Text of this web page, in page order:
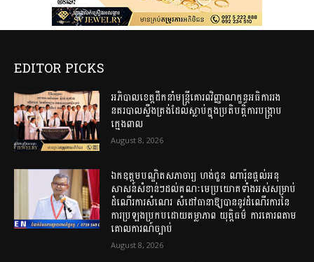
EDITOR PICKS
អភិបាលខេត្តដឹកនាំមន្ត្រីគោរពវិញ្ញាណក្ខន្ធអធិការរង
នគរបាលស្ទឹងត្រង់ដែលស្លាប់ក្នុងប្រតិបត្តិការបង្ក្រាប
ក្មេងពាល
August 8, 2026
ឯកឧត្តមបណ្ឌិតសភាចារ្យ ហង់ជួន ណារ៉ុនផ្ដល់អនុ
សាសន៍សំខាន់ៗដល់គណៈមេប្រយោគទាំងអស់សម្រាប់
ដំណើរការសំណេរ សំដៅធានាឱ្យបាននូវដំណើរការនៃ
ការប្រឡងប្រកបដោយតម្លាភាព យុត្តិធម៌ ការគោរពតាម
គោលការណ៍ច្បាប់
August 8, 2026